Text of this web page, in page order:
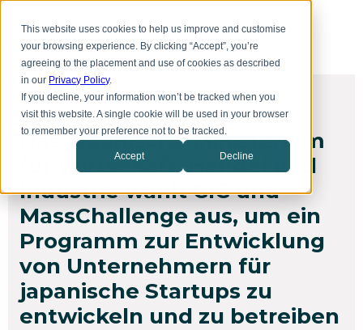
This website uses cookies to help us improve and customise
your browsing experience. By clicking “Accept”, you’re
agreeing to the placement and use of cookies as described
in our Privacy Policy.
If you decline, your information won’t be tracked when you
visit this website. A single cookie will be used in your browser
to remember your preference not to be tracked.
Accept Decline
Hauptinhalt
springen
DIE NACHRICHTEN
Das japanische Ministerium
für Wirtschaft, Handel und
Industrie wählt CIC und
MassChallenge aus, um ein
Programm zur Entwicklung
von Unternehmern für
japanische Startups zu
entwickeln und zu betreiben